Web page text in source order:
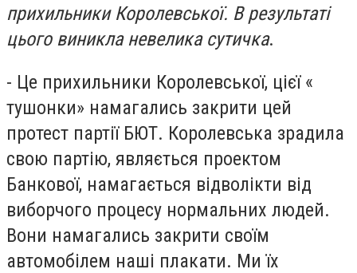
прихильники Королевської. В результаті
цього виникла невелика сутичка.
- Це прихильники Королевської, цієї «
тушонки» намагались закрити цей
протест партії БЮТ. Королевська зрадила
свою партію, являється проектом
Банкової, намагається відволікти від
виборчого процесу нормальних людей.
Вони намагались закрити своїм
автомобілем наші плакати. Ми їх